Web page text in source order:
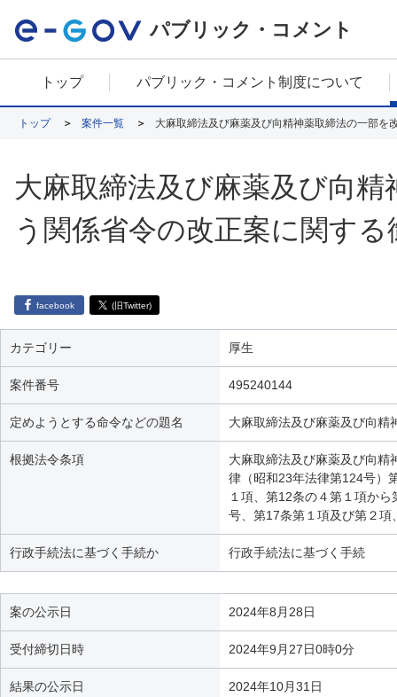
パブリック・コメント
トップ パブリック・コメント制度について
トップ 案件一覧 大麻取締法及び麻薬及び向精神薬取締法の一部
大麻取締法及び麻薬及び向
う関係省令の改正案に関す
facebook (旧Twitter)
カテゴリー 厚生
案件番号 495240144
定めようとする命令などの題名 大麻取締法及び麻薬及び向精
根拠法令条項
大麻取締法及び麻薬及び向精
律（昭和23年法律第124号）
１項、第12条の４第１項か
号、第17条第１項及び第２
行政手続法に基づく手続か 行政手続法に基づく手続
案の公示日 2024年8月28日
受付締切日時 2024年9月27日0時0分
結果の公示日 2024年10月31日